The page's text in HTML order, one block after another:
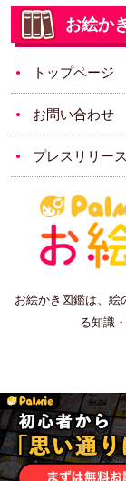
お絵か
トップページ
お問い合わせ
プレスリリー
お絵かき図鑑は、絵
る知識